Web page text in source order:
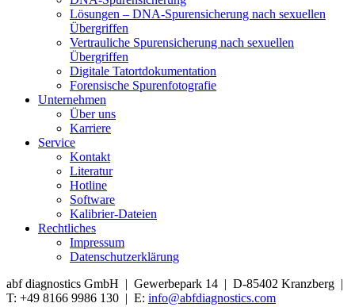
Lösungen – DNA-Spurensicherung nach sexuellen
Übergriffen
Vertrauliche Spurensicherung nach sexuellen
Übergriffen
Digitale Tatortdokumentation
Forensische Spurenfotografie
Unternehmen
Über uns
Karriere
Service
Kontakt
Literatur
Hotline
Software
Kalibrier-Dateien
Rechtliches
Impressum
Datenschutzerklärung
abf diagnostics GmbH | Gewerbepark 14 | D-85402 Kranzberg |
T: +49 8166 9986 130 | E: info@abfdiagnostics.com